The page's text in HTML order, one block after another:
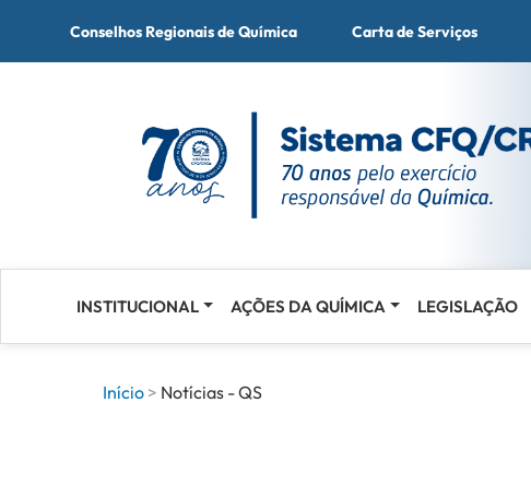
Conselhos Regionais de Química Carta de Serviços
INSTITUCIONAL AÇÕES DA QUÍMICA LEGISLAÇÃO
o
Início Notícias - QS